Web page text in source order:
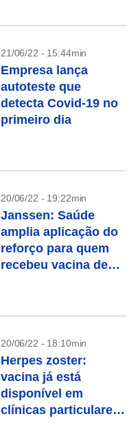
21/06/22 - 15:44min
Empresa lança
autoteste que
detecta Covid-19 no
primeiro dia
20/06/22 - 19:22min
Janssen: Saúde
amplia aplicação do
reforço para quem
recebeu vacina de
20/06/22 - 18:10min
Herpes zoster:
vacina já está
disponível em
clínicas particulares